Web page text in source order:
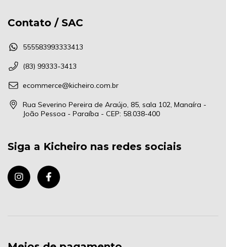
Contato / SAC
555583993333413
(83) 99333-3413
ecommerce@kicheiro.com.br
Rua Severino Pereira de Araújo, 85, sala 102, Manaíra -
João Pessoa - Paraíba - CEP: 58.038-400
Siga a Kicheiro nas redes sociais